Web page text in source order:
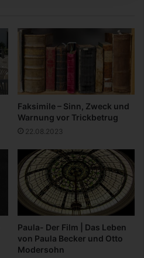
Faksimile – Sinn, Zweck und
Warnung vor Trickbetrug
22.08.2023
Paula- Der Film | Das Leben
von Paula Becker und Otto
Modersohn